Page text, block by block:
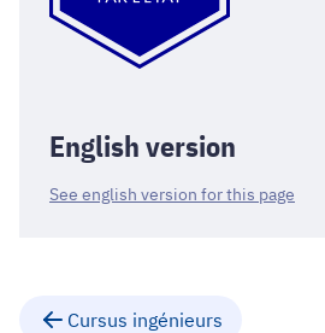
English version
See english version for this page
Cursus ingénieurs